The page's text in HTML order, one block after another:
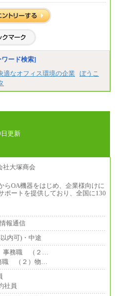
士＞月給：305,700円（総合職）
：285,700円（総合職）／253,10
変更：無
345,700円～
285,700円～
高専（専攻科）： 月給253,100
248,100円～
変更：無
ード検索]
適なオフィス環境の企業
ぼうこ
日更新
らOA機器をはじめ、企業様向けに
ポートを提供しており、全国に130
報通信
内可)・中途
事務職 （２…
職 （２）物…
社員